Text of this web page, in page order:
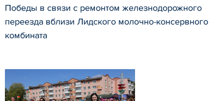
Победы в связи с ремонтом железнодорожного
переезда вблизи Лидского молочно-консервного
комбината